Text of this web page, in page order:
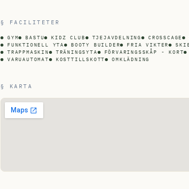
§ FACILITETER
GYM BASTU KIDZ CLUB TJEJAVDELNING CROSSCAGE
FUNKTIONELL YTA
BOOTY BUILDER FRIA VIKTER
TRAPPMASKIN
TRÄNINGSYTA FÖRVARINGSSKÅP - KORT
VARUAUTOMAT
KOSTTILLSKOTT OMKLÄDNING
§ KARTA